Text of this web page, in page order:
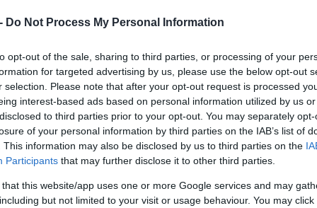
Do Not Process My Personal Information
opt-out of the sale, sharing to third parties, or processing of your
for targeted advertising by us, please use the below opt-out
selection. Please note that after your opt-out request is processed
interest-based ads based on personal information utilized by us
to third parties prior to your opt-out. You may separately
of your personal information by third parties on the IAB’s list of
This information may also be disclosed by us to third parties on the
Participants that may further disclose it to other third parties.
that this website/app uses one or more Google services and may
but not limited to your visit or usage behaviour. You may
ΔΗΜΟΣΙΑ ΔΙΟΙΚΗΣΗ
Οι ουρές έγιναν ψηφιακές στο
Κτηματολόγιο
10.10.2023